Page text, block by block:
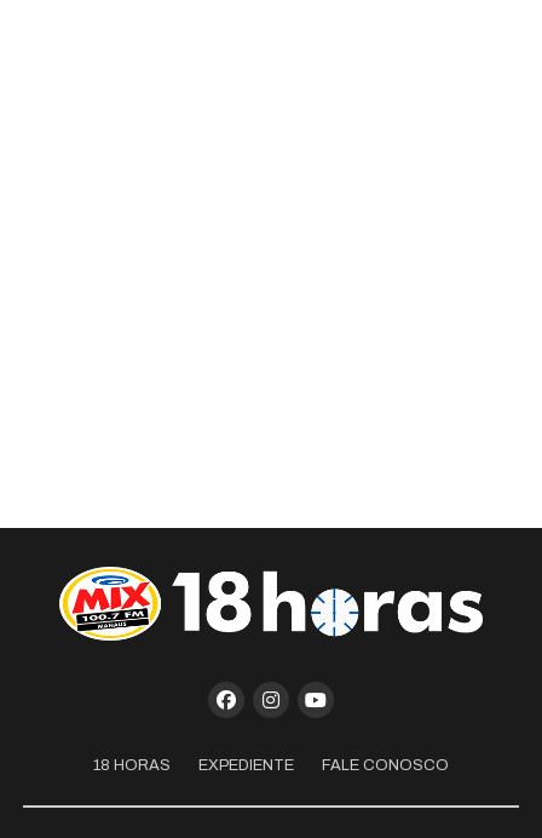
18 HORAS EXPEDIENTE FALE CONOSCO